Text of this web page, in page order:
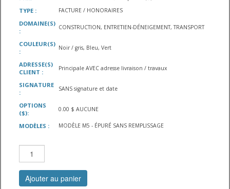
TYPE : FACTURE / HONORAIRES
DOMAINE(S)
:
CONSTRUCTION, ENTRETIEN-DÉNEIGEMENT, TRANSPORT
COULEUR(S)
:
Noir / gris, Bleu, Vert
ADRESSE(S)
CLIENT :
Principale AVEC adresse livraison / travaux
SIGNATURE
:
SANS signature et date
OPTIONS
($):
0.00 $ AUCUNE
MODÈLES : MODÈLE M5 - ÉPURÉ SANS REMPLISSAGE
Ajouter au panier